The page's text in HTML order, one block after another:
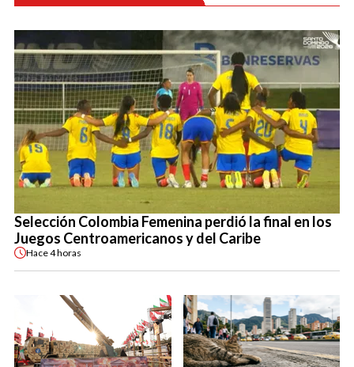
Selección Colombia Femenina perdió la final en los
Juegos Centroamericanos y del Caribe
Hace4 horas